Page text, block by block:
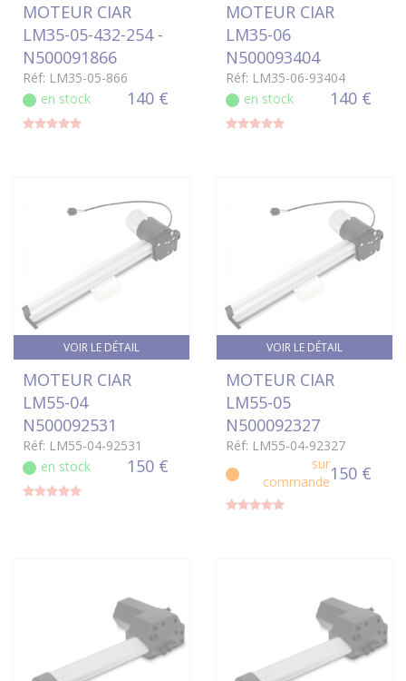
MOTEUR CIAR
LM35-05-432-254 -
N500091866
Réf: LM35-05-866
en stock
140 €
MOTEUR CIAR
LM35-06
N500093404
Réf: LM35-06-93404
en stock
140 €
VOIR LE DÉTAIL
MOTEUR CIAR
LM55-04
N500092531
Réf: LM55-04-92531
en stock
150 €
VOIR LE DÉTAIL
MOTEUR CIAR
LM55-05
N500092327
Réf: LM55-04-92327
sur
commande150 €